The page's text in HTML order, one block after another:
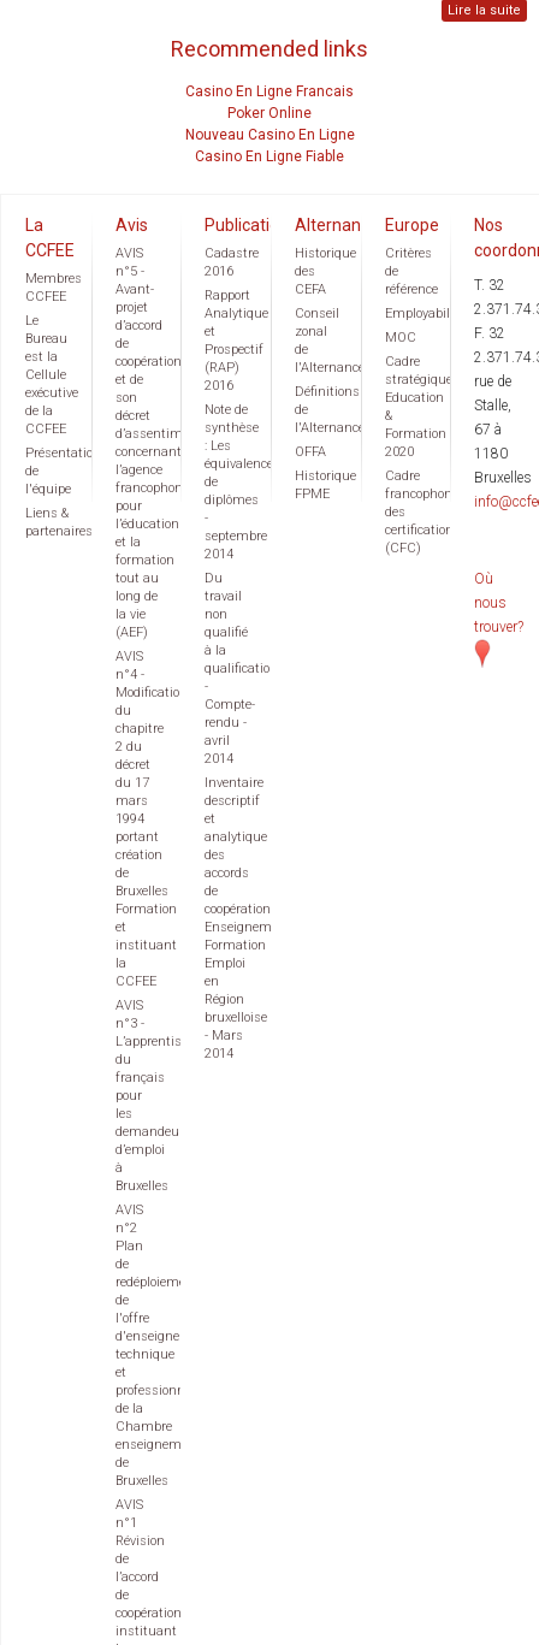
Lire la suite
Recommended links
Casino En Ligne Francais
Poker Online
Nouveau Casino En Ligne
Casino En Ligne Fiable
La
CCFEE
Membres
CCFEE
Le
Bureau
est la
Cellule
exécutive
de la
CCFEE
Présentation
de
l'équipe
Liens &
partenaires
Avis
AVIS
n°5 -
Avant-
projet
d’accord
de
coopération
et de
son
décret
d’assentiment
concernant
l’agence
francophone
pour
l’éducation
et la
formation
tout au
long de
la vie
(AEF)
AVIS
n°4 -
Modification
du
chapitre
2 du
décret
du 17
mars
1994
portant
création
de
Bruxelles
Formation
et
instituant
la
CCFEE
AVIS
n°3 -
L’apprentissage
du
français
pour
les
demandeurs
d’emploi
à
Bruxelles
AVIS
n°2
Plan
de
redéploiement
de
l'offre
d'enseignement
technique
et
professionnel
de la
Chambre
enseignement
de
Bruxelles
AVIS
n°1
Révision
de
l’accord
de
coopération
instituant
Publications
Cadastre
2016
Rapport
Analytique
et
Prospectif
(RAP)
2016
Note de
synthèse
: Les
équivalences
de
diplômes
-
septembre
2014
Du
travail
non
qualifié
à la
qualification
-
Compte-
rendu -
avril
2014
Inventaire
descriptif
et
analytique
des
accords
de
coopération
Enseignement
Formation
Emploi
en
Région
bruxelloise
- Mars
2014
Alternance
Historique
des
CEFA
Conseil
zonal
de
l'Alternance
Définitions
de
l'Alternance
OFFA
Historique
FPME
Europe
Critères
de
référence
Employabilité
MOC
Cadre
stratégique
Education
&
Formation
2020
Cadre
francophone
des
certifications
(CFC)
Nos
T. 32
F. 32
rue de
Stalle,
67 à
1180
Bruxelles
Où
nous
trouver?